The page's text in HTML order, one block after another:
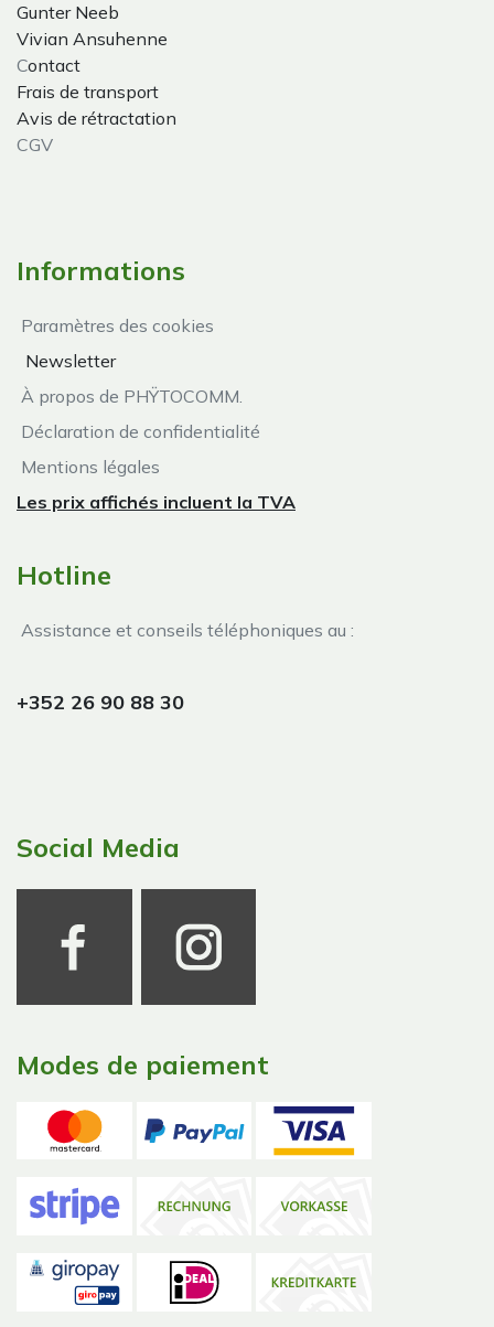
Gunter Neeb
Vivian Ansuhenne
Contact
Frais de transport
Avis de rétractation
CGV
Informations
Paramètres des cookies
Newsletter
À propos de PHŸTOCOMM.
Déclaration de confidentialité
Mentions légales
Les prix affichés incluent la TVA
Hotline
Assistance et conseils téléphoniques au :
+352 26 90 88 30
Social Media
Modes de paiement